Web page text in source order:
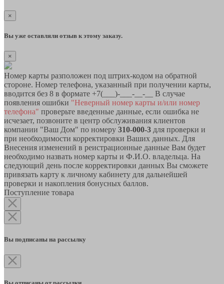
×
Вы уже оставляли отзыв к этому заказу.
×
Номер карты разположен под штрих-кодом на обратной
стороне. Номер телефона, указанный при получении карты,
вводится без 8 в формате +7(___)-___-__-__ В случае
появления ошибки "Неверный номер карты и/или номер
телефона" проверьте введенные данные, если ошибка не
исчезает, позвоните в центр обслуживания клиентов
компании "Ваш Дом" по номеру 310-000-3 для проверки и
при необходимости корректировки Ваших данных. Для
Внесения изменений в реистрационные данные Вам будет
необходимо назвать номер карты и Ф.И.О. владельца. На
следующий день после корректировки данных Вы сможете
привязать карту к личному кабинету для дальнейшей
проверки и накопления бонусных баллов.
Поступление товара
Вы подписаны на рассылку